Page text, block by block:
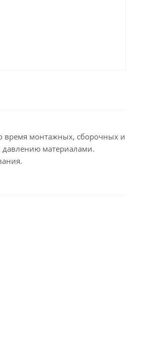
время монтажных, сборочных и
давлению материалами.